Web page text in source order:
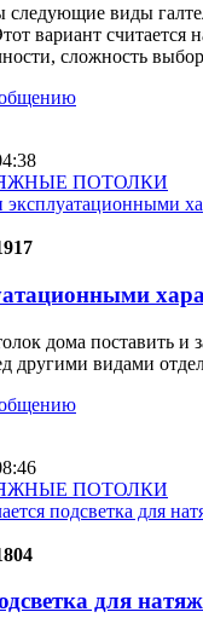
следующие виды
вариант
сложность
ПОТОЛКИ
дома поставить и
другими видами
ПОТОЛКИ
подсветка для
для